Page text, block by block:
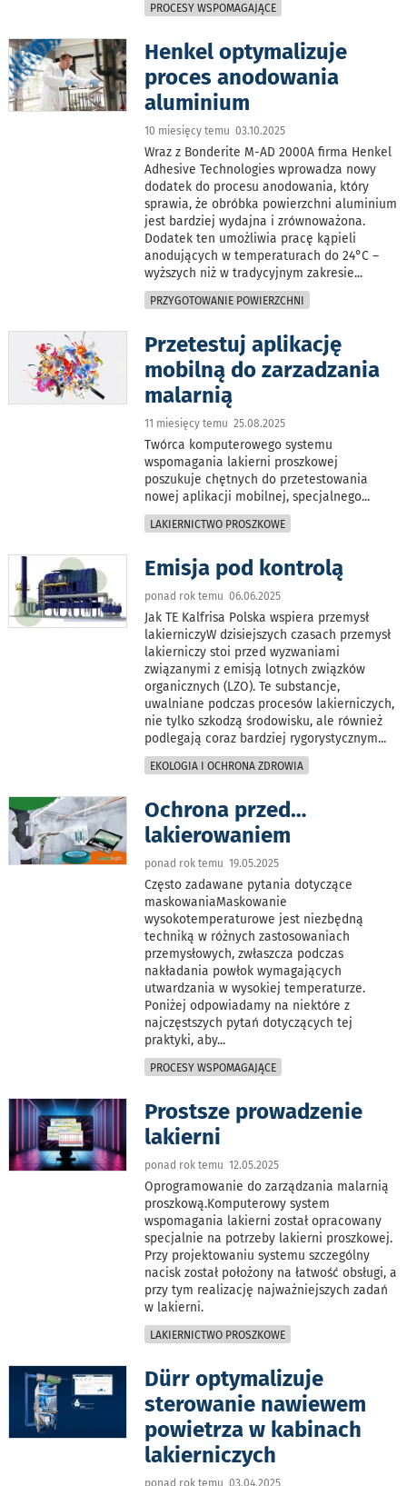
PROCESY WSPOMAGAJĄCE
Henkel optymalizuje
proces anodowania
aluminium
10 miesięcy temu 03.10.2025
Wraz z Bonderite M-AD 2000A firma Henkel
Adhesive Technologies wprowadza nowy
dodatek do procesu anodowania, który
sprawia, że obróbka powierzchni aluminium
jest bardziej wydajna i zrównoważona.
Dodatek ten umożliwia pracę kąpieli
anodujących w temperaturach do 24°C –
wyższych niż w tradycyjnym zakresie...
PRZYGOTOWANIE POWIERZCHNI
Przetestuj aplikację
mobilną do zarzadzania
malarnią
11 miesięcy temu 25.08.2025
Twórca komputerowego systemu
wspomagania lakierni proszkowej
poszukuje chętnych do przetestowania
nowej aplikacji mobilnej, specjalnego...
LAKIERNICTWO PROSZKOWE
Emisja pod kontrolą
ponad rok temu 06.06.2025
Jak TE Kalfrisa Polska wspiera przemysł
lakierniczyW dzisiejszych czasach przemysł
lakierniczy stoi przed wyzwaniami
związanymi z emisją lotnych związków
organicznych (LZO). Te substancje,
uwalniane podczas procesów lakierniczych,
nie tylko szkodzą środowisku, ale również
podlegają coraz bardziej rygorystycznym...
EKOLOGIA I OCHRONA ZDROWIA
Ochrona przed…
lakierowaniem
ponad rok temu 19.05.2025
Często zadawane pytania dotyczące
maskowaniaMaskowanie
wysokotemperaturowe jest niezbędną
techniką w różnych zastosowaniach
przemysłowych, zwłaszcza podczas
nakładania powłok wymagających
utwardzania w wysokiej temperaturze.
Poniżej odpowiadamy na niektóre z
najczęstszych pytań dotyczących tej
praktyki, aby...
PROCESY WSPOMAGAJĄCE
Prostsze prowadzenie
lakierni
ponad rok temu 12.05.2025
Oprogramowanie do zarządzania malarnią
proszkową.Komputerowy system
wspomagania lakierni został opracowany
specjalnie na potrzeby lakierni proszkowej.
Przy projektowaniu systemu szczególny
nacisk został położony na łatwość obsługi, a
przy tym realizację najważniejszych zadań
w lakierni.
LAKIERNICTWO PROSZKOWE
Dürr optymalizuje
sterowanie nawiewem
powietrza w kabinach
lakierniczych
ponad rok temu 03.04.2025